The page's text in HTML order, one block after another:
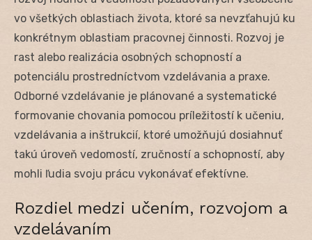
vo všetkých oblastiach života, ktoré sa nevzťahujú ku
konkrétnym oblastiam pracovnej činnosti. Rozvoj je
rast alebo realizácia osobných schopností a
potenciálu prostredníctvom vzdelávania a praxe.
Odborné vzdelávanie je plánované a systematické
formovanie chovania pomocou príležitostí k učeniu,
vzdelávania a inštrukcií, ktoré umožňujú dosiahnuť
takú úroveň vedomostí, zručností a schopností, aby
mohli ľudia svoju prácu vykonávať efektívne.
Rozdiel medzi učením, rozvojom a
vzdelávaním